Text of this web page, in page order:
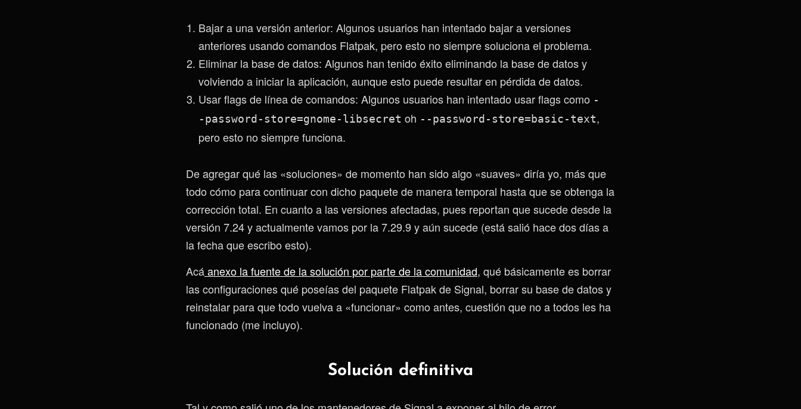
Bajar a una versión anterior: Algunos usuarios han intentado bajar a versiones
anteriores usando comandos Flatpak, pero esto no siempre soluciona el problema.
Eliminar la base de datos: Algunos han tenido éxito eliminando la base de datos y
volviendo a iniciar la aplicación, aunque esto puede resultar en pérdida de datos.
Usar flags de línea de comandos: Algunos usuarios han intentado usar flags como -
-password-store=gnome-libsecret oh --password-store=basic-text,
pero esto no siempre funciona.
De agregar qué las «soluciones» de momento han sido algo «suaves» diría yo, más que
todo cómo para continuar con dicho paquete de manera temporal hasta que se obtenga la
corrección total. En cuanto a las versiones afectadas, pues reportan que sucede desde la
versión 7.24 y actualmente vamos por la 7.29.9 y aún sucede (está salió hace dos días a
la fecha que escribo esto).
Acáanexo la fuente de la solución por parte de la comunidad, qué básicamente es borrar
las configuraciones qué poseías del paquete Flatpak de Signal, borrar su base de datos y
reinstalar para que todo vuelva a «funcionar» como antes, cuestión que no a todos les ha
funcionado (me incluyo).
Solución definitiva